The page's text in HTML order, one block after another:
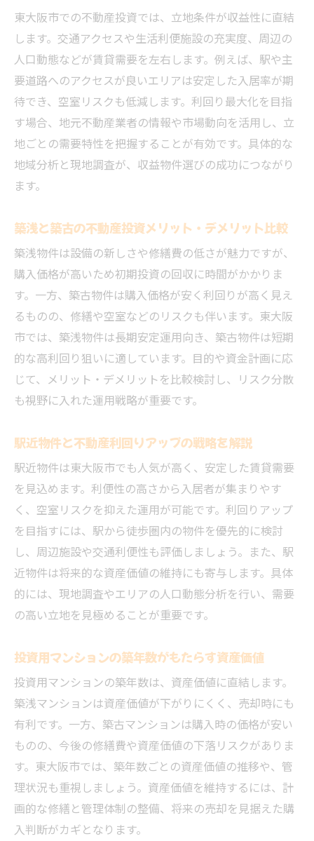
東大阪市での不動産投資では、立地条件が収益性に直結
します。交通アクセスや生活利便施設の充実度、周辺の
人口動態などが賃貸需要を左右します。例えば、駅や主
要道路へのアクセスが良いエリアは安定した入居率が期
待でき、空室リスクも低減します。利回り最大化を目指
す場合、地元不動産業者の情報や市場動向を活用し、立
地ごとの需要特性を把握することが有効です。具体的な
地域分析と現地調査が、収益物件選びの成功につながり
ます。
築浅と築古の不動産投資メリット・デメリット比較
築浅物件は設備の新しさや修繕費の低さが魅力ですが、
購入価格が高いため初期投資の回収に時間がかかりま
す。一方、築古物件は購入価格が安く利回りが高く見え
るものの、修繕や空室などのリスクも伴います。東大阪
市では、築浅物件は長期安定運用向き、築古物件は短期
的な高利回り狙いに適しています。目的や資金計画に応
じて、メリット・デメリットを比較検討し、リスク分散
も視野に入れた運用戦略が重要です。
駅近物件と不動産利回りアップの戦略を解説
駅近物件は東大阪市でも人気が高く、安定した賃貸需要
を見込めます。利便性の高さから入居者が集まりやす
く、空室リスクを抑えた運用が可能です。利回りアップ
を目指すには、駅から徒歩圏内の物件を優先的に検討
し、周辺施設や交通利便性も評価しましょう。また、駅
近物件は将来的な資産価値の維持にも寄与します。具体
的には、現地調査やエリアの人口動態分析を行い、需要
の高い立地を見極めることが重要です。
投資用マンションの築年数がもたらす資産価値
投資用マンションの築年数は、資産価値に直結します。
築浅マンションは資産価値が下がりにくく、売却時にも
有利です。一方、築古マンションは購入時の価格が安い
ものの、今後の修繕費や資産価値の下落リスクがありま
す。東大阪市では、築年数ごとの資産価値の推移や、管
理状況も重視しましょう。資産価値を維持するには、計
画的な修繕と管理体制の整備、将来の売却を見据えた購
入判断がカギとなります。